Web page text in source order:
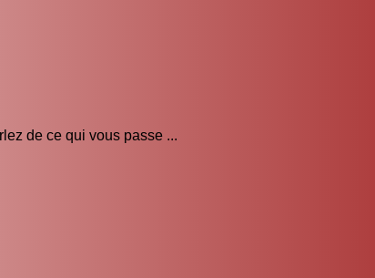
de ce qui vous passe ...